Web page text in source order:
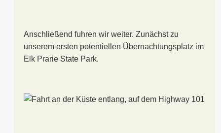
Anschließend fuhren wir weiter. Zunächst zu
unserem ersten potentiellen Übernachtungsplatz im
Elk Prarie State Park.